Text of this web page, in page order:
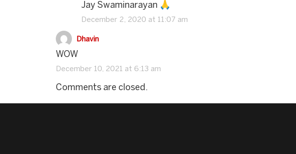
Jay Swaminarayan 🙏
December 2, 2020 at 11:07 am
Dhavin
WOW
December 10, 2021 at 6:13 am
Comments are closed.